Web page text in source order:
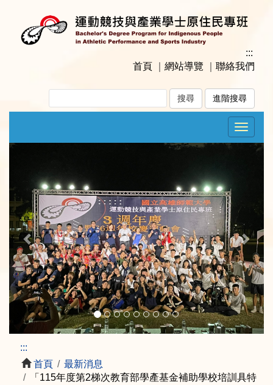
:::
首頁
網站導覽 聯絡我們
進階搜尋
Toggle
Next
:::
首頁
最新消息
「115年度第2梯次教育部學產基金補助學校培訓具特